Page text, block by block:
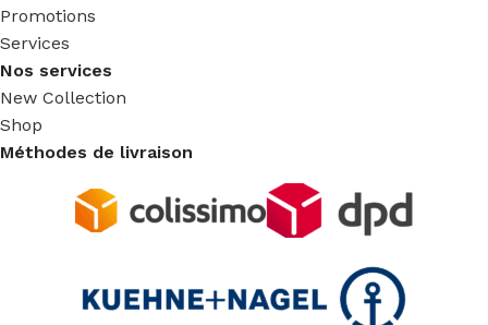
Promotions
Services
Nos services
New Collection
Shop
Méthodes de livraison